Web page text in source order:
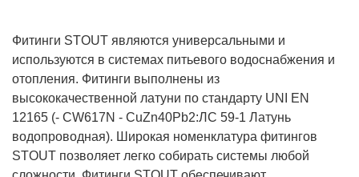
Фитинги STOUT являются универсальными и
используются в системах питьевого водоснабжения и
отопления. Фитинги выполнены из
высококачественной латуни по стандарту UNI EN
12165 (- CW617N - CuZn40Pb2:ЛС 59-1 Латунь
водопроводная). Широкая номенклатура фитингов
STOUT позволяет легко собирать системы любой